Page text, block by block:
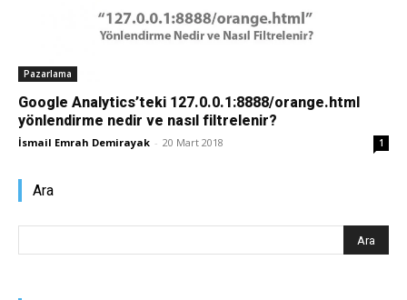
Pazarlama
Google Analytics’teki 127.0.0.1:8888/orange.html
yönlendirme nedir ve nasıl filtrelenir?
İsmail Emrah Demirayak - 20 Mart 2018 1
Ara